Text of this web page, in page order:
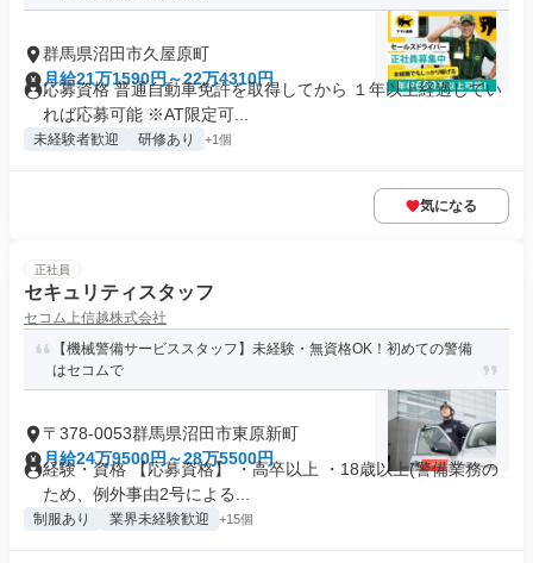
群馬県沼田市久屋原町
月給21万1590円～22万4310円
応募資格 普通自動車免許を取得してから １年以上経過してい
れば応募可能 ※AT限定可...
未経験者歓迎 研修あり +1個
気になる
正社員
セキュリティスタッフ
セコム上信越株式会社
【機械警備サービススタッフ】未経験・無資格OK！初めての警備
はセコムで
〒378-0053群馬県沼田市東原新町
月給24万9500円～28万5500円
経験・資格 【応募資格】 ・高卒以上 ・18歳以上(警備業務の
ため、例外事由2号による...
制服あり 業界未経験歓迎 +15個